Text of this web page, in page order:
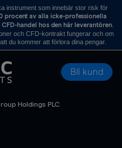
instrument som innebär stor risk för
procent av alla icke-professionella
handel hos den här leverantören.
och CFD-kontrakt fungerar och om
du kommer att förlora dina pengar.
Bli kund
Holdings PLC